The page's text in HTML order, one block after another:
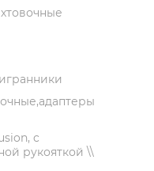
c
рукояткой \\